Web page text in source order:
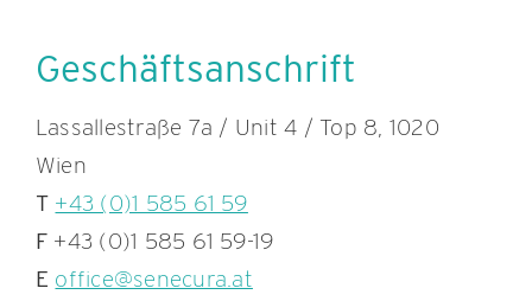
KONTAKT
Geschäftsanschrift
Lassallestraße 7a / Unit 4 / Top 8, 1020
Wien
T +43 (0)1 585 61 59
F +43 (0)1 585 61 59-19
E office@senecura.at